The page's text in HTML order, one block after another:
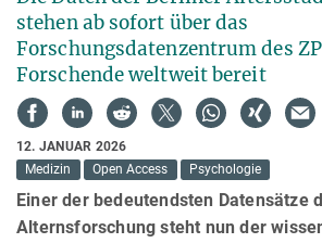
stehen ab sofort über das
Forschungsdatenzentrum des
Forschende weltweit bereit
12. JANUAR 2026
Medizin
Open Access Psychologie
Einer der bedeutendsten Datensätze
Alternsforschung steht nun der